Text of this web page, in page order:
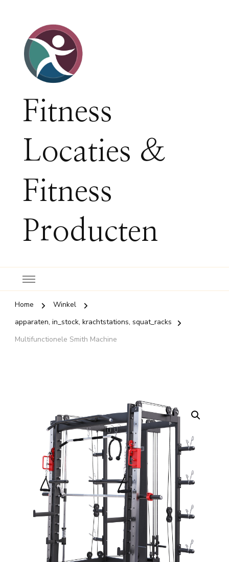
Fitness
Locaties &
Fitness
Producten
Home
Winkel
apparaten, in_stock, krachtstations, squat_racks
Multifunctionele Smith Machine